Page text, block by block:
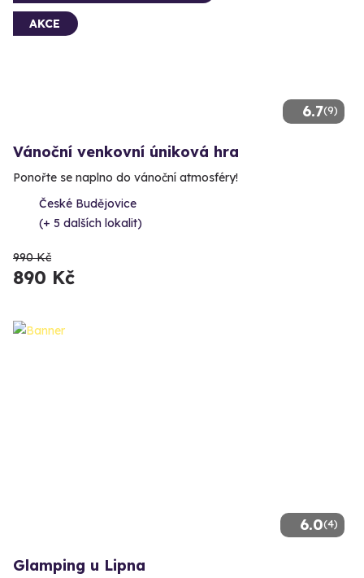
6.7(9)
AKCE
Vánoční venkovní úniková hra
Ponořte se naplno do vánoční atmosféry!
České Budějovice
(+ 5 dalších lokalit)
990 Kč
890 Kč
6.0(4)
Glamping u Lipna